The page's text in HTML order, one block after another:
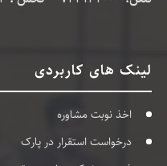
لینک های کاربردی
اخذ نوبت مشاوره
درخواست استقرار در پارک